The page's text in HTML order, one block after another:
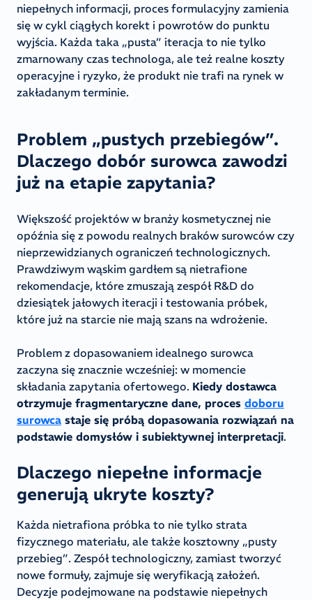
niepełnych informacji, proces formulacyjny zamienia
się w cykl ciągłych korekt i powrotów do punktu
wyjścia. Każda taka „pusta” iteracja to nie tylko
zmarnowany czas technologa, ale też realne koszty
operacyjne i ryzyko, że produkt nie trafi na rynek w
zakładanym terminie.
Problem „pustych przebiegów”.
Dlaczego dobór surowca zawodzi
już na etapie zapytania?
Większość projektów w branży kosmetycznej nie
opóźnia się z powodu realnych braków surowców czy
nieprzewidzianych ograniczeń technologicznych.
Prawdziwym wąskim gardłem są nietrafione
rekomendacje, które zmuszają zespół R&D do
dziesiątek jałowych iteracji i testowania próbek,
które już na starcie nie mają szans na wdrożenie.
Problem z dopasowaniem idealnego surowca
zaczyna się znacznie wcześniej: w momencie
składania zapytania ofertowego. Kiedy dostawca
otrzymuje fragmentaryczne dane, proces doboru
surowca staje się próbą dopasowania rozwiązań na
podstawie domysłów i subiektywnej interpretacji.
Dlaczego niepełne informacje
generują ukryte koszty?
Każda nietrafiona próbka to nie tylko strata
fizycznego materiału, ale także kosztowny „pusty
przebieg”. Zespół technologiczny, zamiast tworzyć
nowe formuły, zajmuje się weryfikacją założeń.
Decyzje podejmowane na podstawie niepełnych